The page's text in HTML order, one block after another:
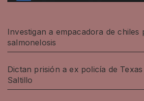
Investigan a empacadora de chiles
salmonelosis
Dictan prisión a ex policía de
Saltillo